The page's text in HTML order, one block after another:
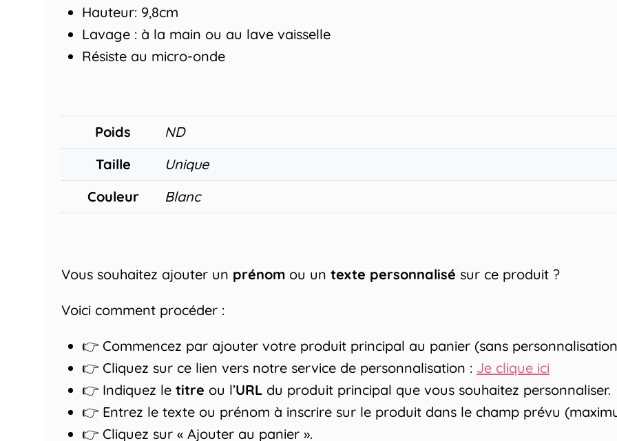
Hauteur: 9,8cm
Lavage : à la main ou au lave vaisselle
Résiste au micro-onde
Poids
ND
Taille
Unique
Couleur
Blanc
Vous souhaitez ajouter un prénom ou un texte personnalisé sur ce produit ?
Voici comment procéder :
👉 Commencez par ajouter votre produit principal au panier (sans
👉 Cliquez sur ce lien vers notre service de personnalisation : Je clique ici
👉 Indiquez le titre ou l’URL du produit principal que vous souhaitez personnaliser.
👉 Entrez le texte ou prénom à inscrire sur le produit dans le champ prévu
👉 Cliquez sur « Ajouter au panier ».